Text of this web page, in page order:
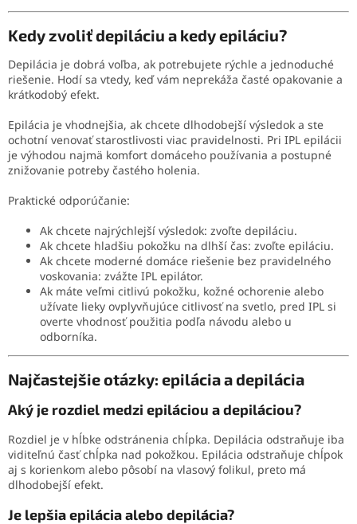
Kedy zvoliť depiláciu a kedy epiláciu?
Depilácia je dobrá voľba, ak potrebujete rýchle a jednoduché
riešenie. Hodí sa vtedy, keď vám neprekáža časté opakovanie a
krátkodobý efekt.
Epilácia je vhodnejšia, ak chcete dlhodobejší výsledok a ste
ochotní venovať starostlivosti viac pravidelnosti. Pri IPL epilácii
je výhodou najmä komfort domáceho používania a postupné
znižovanie potreby častého holenia.
Praktické odporúčanie:
Ak chcete najrýchlejší výsledok: zvoľte depiláciu.
Ak chcete hladšiu pokožku na dlhší čas: zvoľte epiláciu.
Ak chcete moderné domáce riešenie bez pravidelného
voskovania: zvážte IPL epilátor.
Ak máte veľmi citlivú pokožku, kožné ochorenie alebo
užívate lieky ovplyvňujúce citlivosť na svetlo, pred IPL si
overte vhodnosť použitia podľa návodu alebo u
odborníka.
Najčastejšie otázky: epilácia a depilácia
Aký je rozdiel medzi epiláciou a depiláciou?
Rozdiel je v hĺbke odstránenia chĺpka. Depilácia odstraňuje iba
viditeľnú časť chĺpka nad pokožkou. Epilácia odstraňuje chĺpok
aj s korienkom alebo pôsobí na vlasový folikul, preto má
dlhodobejší efekt.
Je lepšia epilácia alebo depilácia?